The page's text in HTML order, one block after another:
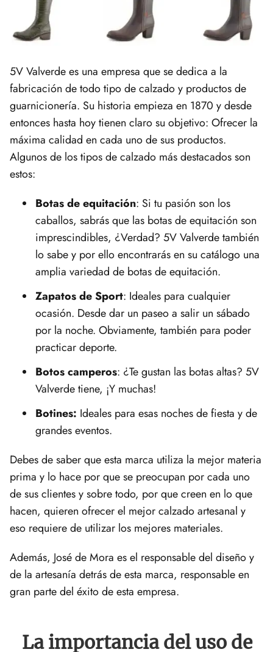
5V Valverde es una empresa que se dedica a la
fabricación de todo tipo de calzado y productos de
guarnicionería. Su historia empieza en 1870 y desde
entonces hasta hoy tienen claro su objetivo: Ofrecer la
máxima calidad en cada uno de sus productos.
Algunos de los tipos de calzado más destacados son
estos:
Botas de equitación: Si tu pasión son los
caballos, sabrás que las botas de equitación son
imprescindibles, ¿Verdad? 5V Valverde también
lo sabe y por ello encontrarás en su catálogo una
amplia variedad de botas de equitación.
Zapatos de Sport: Ideales para cualquier
ocasión. Desde dar un paseo a salir un sábado
por la noche. Obviamente, también para poder
practicar deporte.
Botos camperos: ¿Te gustan las botas altas? 5V
Valverde tiene, ¡Y muchas!
Botines: Ideales para esas noches de fiesta y de
grandes eventos.
Debes de saber que esta marca utiliza la mejor materia
prima y lo hace por que se preocupan por cada uno
de sus clientes y sobre todo, por que creen en lo que
hacen, quieren ofrecer el mejor calzado artesanal y
eso requiere de utilizar los mejores materiales.
Además, José de Mora es el responsable del diseño y
de la artesanía detrás de esta marca, responsable en
gran parte del éxito de esta empresa.
La importancia del uso de